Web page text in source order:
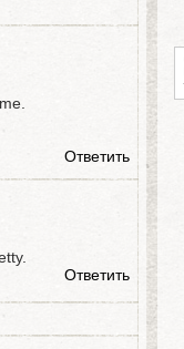
Ответить
Ответить